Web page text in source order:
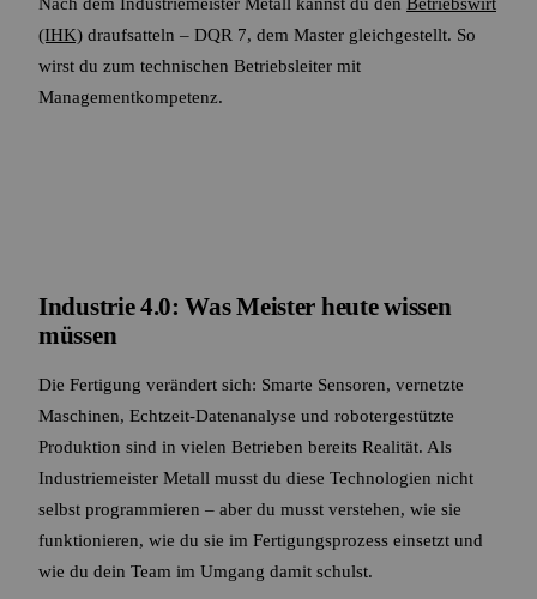
(IHK) draufsatteln – DQR 7, dem Master gleichgestellt. So
wirst du zum technischen Betriebsleiter mit
Managementkompetenz.
Industrie 4.0: Was Meister heute wissen
müssen
Die Fertigung verändert sich: Smarte Sensoren, vernetzte
Maschinen, Echtzeit-Datenanalyse und robotergestützte
Produktion sind in vielen Betrieben bereits Realität. Als
Industriemeister Metall musst du diese Technologien nicht
selbst programmieren – aber du musst verstehen, wie sie
funktionieren, wie du sie im Fertigungsprozess einsetzt und
wie du dein Team im Umgang damit schulst.